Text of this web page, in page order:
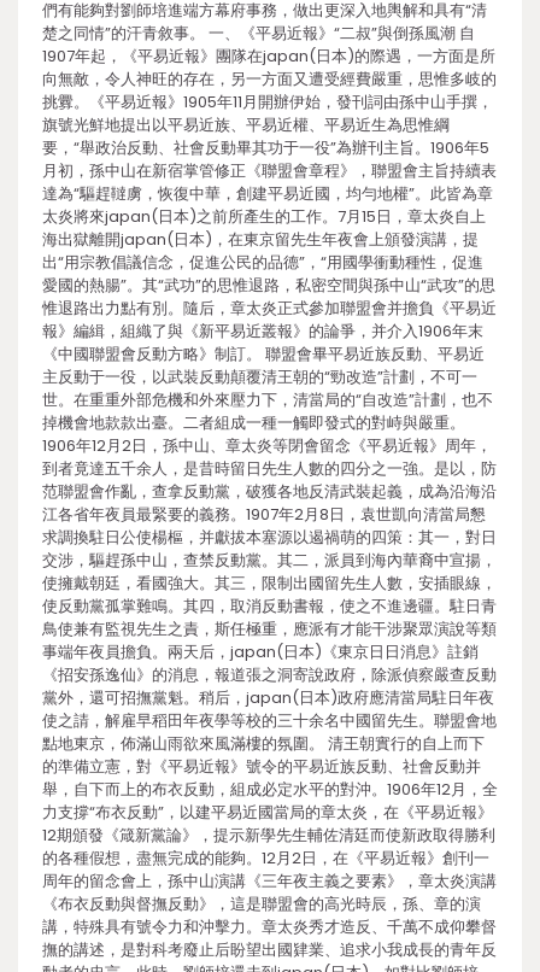
們有能夠對劉師培進端方幕府事務，做出更深入地輿解和具有“清
楚之同情”的汗青敘事。 一、《平易近報》“二叔”與倒孫風潮 自
1907年起，《平易近報》團隊在japan(日本)的際遇，一方面是所
向無敵，令人神旺的存在，另一方面又遭受經費嚴重，思惟多岐的
挑釁。《平易近報》1905年11月開辦伊始，發刊詞由孫中山手撰，
旗號光鮮地提出以平易近族、平易近權、平易近生為思惟綱
要，“舉政治反動、社會反動畢其功于一役”為辦刊主旨。1906年5
月初，孫中山在新宿掌管修正《聯盟會章程》，聯盟會主旨持續表
達為“驅趕韃虜，恢復中華，創建平易近國，均勻地權”。此皆為章
太炎將來japan(日本)之前所產生的工作。7月15日，章太炎自上
海出獄離開japan(日本)，在東京留先生年夜會上頒發演講，提
出“用宗教倡議信念，促進公民的品德”，“用國學衝動種性，促進
愛國的熱腸”。其“武功”的思惟退路，私密空間與孫中山“武攻”的思
惟退路出力點有別。隨后，章太炎正式參加聯盟會并擔負《平易近
報》編緝，組織了與《新平易近叢報》的論爭，并介入1906年末
《中國聯盟會反動方略》制訂。 聯盟會畢平易近族反動、平易近
主反動于一役，以武裝反動顛覆清王朝的“勁改造”計劃，不可一
世。在重重外部危機和外來壓力下，清當局的“自改造”計劃，也不
掉機會地款款出臺。二者組成一種一觸即發式的對峙與嚴重。
1906年12月2日，孫中山、章太炎等閉會留念《平易近報》周年，
到者竟達五千余人，是昔時留日先生人數的四分之一強。是以，防
范聯盟會作亂，查拿反動黨，破獲各地反清武裝起義，成為沿海沿
江各省年夜員最緊要的義務。1907年2月8日，袁世凱向清當局懇
求調換駐日公使楊樞，并獻拔本塞源以遏禍萌的四策：其一，對日
交涉，驅趕孫中山，查禁反動黨。其二，派員到海內華裔中宣揚，
使擁戴朝廷，看國強大。其三，限制出國留先生人數，安插眼線，
使反動黨孤掌難鳴。其四，取消反動書報，使之不進邊疆。駐日青
鳥使兼有監視先生之責，斯任極重，應派有才能干涉聚眾演說等類
事端年夜員擔負。兩天后，japan(日本)《東京日日消息》註銷
《招安孫逸仙》的消息，報道張之洞寄說政府，除派偵察嚴查反動
黨外，還可招撫黨魁。稍后，japan(日本)政府應清當局駐日年夜
使之請，解雇早稻田年夜學等校的三十余名中國留先生。聯盟會地
點地東京，佈滿山雨欲來風滿樓的氛圍。 清王朝實行的自上而下
的準備立憲，對《平易近報》號令的平易近族反動、社會反動并
舉，自下而上的布衣反動，組成必定水平的對沖。1906年12月，全
力支撐“布衣反動”，以建平易近國當局的章太炎，在《平易近報》
12期頒發《箴新黨論》，提示新學先生輔佐清廷而使新政取得勝利
的各種假想，盡無完成的能夠。12月2日，在《平易近報》創刊一
周年的留念會上，孫中山演講《三年夜主義之要素》，章太炎演講
《布衣反動與督撫反動》，這是聯盟會的高光時辰，孫、章的演
講，特殊具有號令力和沖擊力。章太炎秀才造反、千萬不成仰攀督
撫的講述，是對科考廢止后盼望出國肄業、追求小我成長的青年反